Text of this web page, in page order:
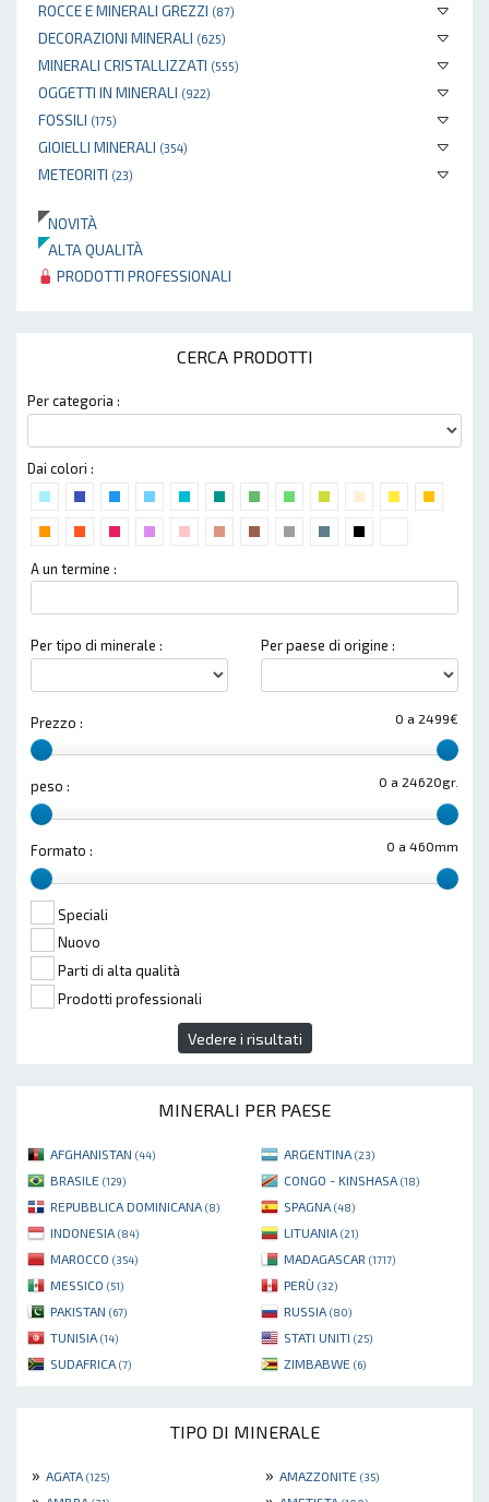
ROCCE E MINERALI GREZZI (87)
DECORAZIONI MINERALI (625)
MINERALI CRISTALLIZZATI (555)
OGGETTI IN MINERALI (922)
FOSSILI (175)
GIOIELLI MINERALI (354)
METEORITI (23)
NOVITÀ
ALTA QUALITÀ
PRODOTTI PROFESSIONALI
CERCA PRODOTTI
Per categoria :
Dai colori :
A un termine :
Per tipo di minerale : Per paese di origine :
0 a 2499€
Prezzo :
0 a 24620gr.
peso :
0 a 460mm
Formato :
Speciali
Nuovo
Parti di alta qualità
Prodotti professionali
Vedere i risultati
MINERALI PER PAESE
AFGHANISTAN (44) ARGENTINA (23)
BRASILE (129) CONGO - KINSHASA (18)
REPUBBLICA DOMINICANA (8) SPAGNA (48)
INDONESIA (84) LITUANIA (21)
MAROCCO (354) MADAGASCAR (1717)
MESSICO (51) PERÙ (32)
PAKISTAN (67) RUSSIA (80)
TUNISIA (14) STATI UNITI (25)
SUDAFRICA (7) ZIMBABWE (6)
TIPO DI MINERALE
» AGATA (125) » AMAZZONITE (35)